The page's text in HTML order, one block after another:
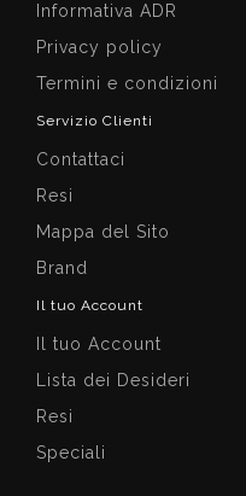
Informativa ADR
Privacy policy
Termini e condizioni
Servizio Clienti
Contattaci
Resi
Mappa del Sito
Brand
Il tuo Account
Il tuo Account
Lista dei Desideri
Resi
Speciali